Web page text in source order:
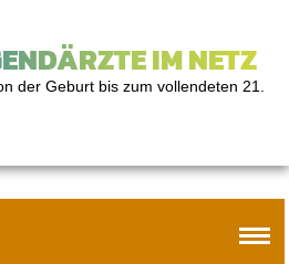
IM NETZ
der Geburt bis zum vollendeten 21.